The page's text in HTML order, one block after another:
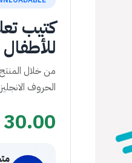
كتيب
من خلال
الحروف
30.00